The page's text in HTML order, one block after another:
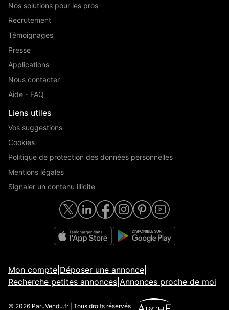
Nos solutions pour les pros
Recrutement
Témoignages
Presse
Applications
Nous contacter
Aide - FAQ
Liens utiles
Vos suggestions
Cookies
Politique de protection des données personnelles
Mentions légales
Signaler un contenu illicite
Mon compte Déposer une annonce
Recherche petites annonces Annonces proche de moi
© 2026 ParuVendu.fr | Tous droits réservés